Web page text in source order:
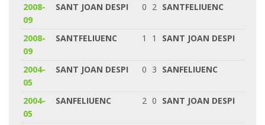
2008-
09
SANT JOAN DESPI 0 2 SANTFELIUENC
2008-
09
SANTFELIUENC 1 1 SANT JOAN DESPI
2004-
05
SANT JOAN DESPI 0 3 SANFELIUENC
2004-
05
SANFELIUENC 2 0 SANT JOAN DESPI